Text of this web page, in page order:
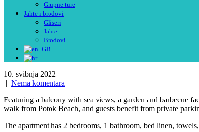
Grupne ture
Jahte i brodovi
Gliseri
Jahte
Brodovi
10. svibnja 2022
| Nema komentara
Featuring a balcony with sea views, a garden and barbecue
walk from Potok Beach, and guests benefit from private
The apartment has 2 bedrooms, 1 bathroom, bed linen,